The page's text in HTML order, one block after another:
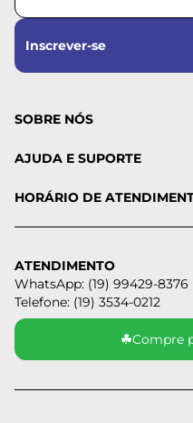
Inscrever-se
SOBRE NÓS
AJUDA E SUPORTE
HORÁRIO DE
ATENDIMENTO
WhatsApp: (19) 99429-8376
Telefone: (19) 3534-0212
☘Compre